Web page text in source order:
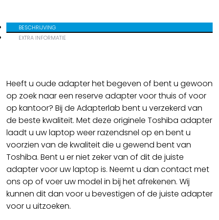
BESCHRIJVING
EXTRA INFORMATIE
Heeft u oude adapter het begeven of bent u gewoon
op zoek naar een reserve adapter voor thuis of voor
op kantoor? Bij de Adapterlab bent u verzekerd van
de beste kwaliteit. Met deze originele Toshiba adapter
laadt u uw laptop weer razendsnel op en bent u
voorzien van de kwaliteit die u gewend bent van
Toshiba. Bent u er niet zeker van of dit de juiste
adapter voor uw laptop is. Neemt u dan contact met
ons op of voer uw model in bij het afrekenen. Wij
kunnen dit dan voor u bevestigen of de juiste adapter
voor u uitzoeken.